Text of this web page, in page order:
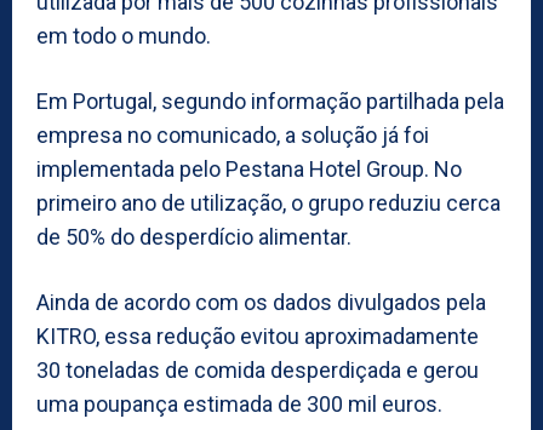
em todo o mundo.
Em Portugal, segundo informação partilhada pela
empresa no comunicado, a solução já foi
implementada pelo Pestana Hotel Group. No
primeiro ano de utilização, o grupo reduziu cerca
de 50% do desperdício alimentar.
Ainda de acordo com os dados divulgados pela
KITRO, essa redução evitou aproximadamente
30 toneladas de comida desperdiçada e gerou
uma poupança estimada de 300 mil euros.